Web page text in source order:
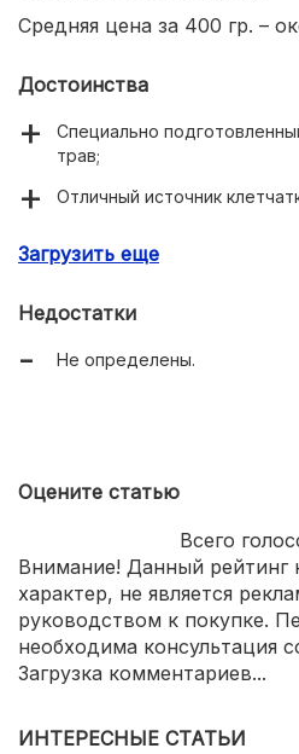
Средняя цена за 400 гр. –
Достоинства
Специально
трав;
Отличный источник
Загрузить еще
Недостатки
Не определены.
Оцените статью
Всего
Внимание! Данный рейтинг
характер, не является
руководством к покупке.
необходима консультация
Загрузка комментариев...
ИНТЕРЕСНЫЕ СТАТЬИ